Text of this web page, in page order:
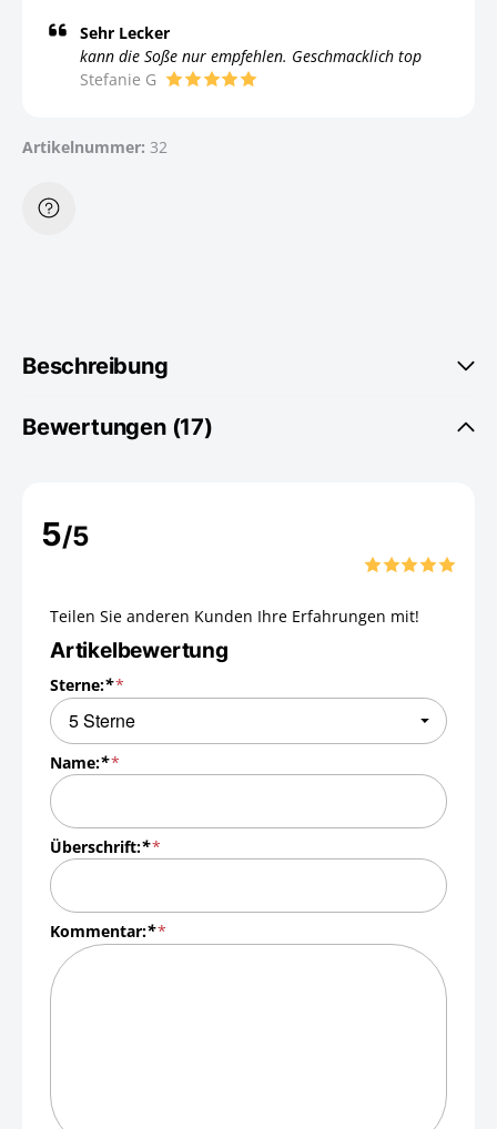
Sehr Lecker
kann die Soße nur empfehlen. Geschmacklich top
Stefanie G
Artikelnummer: 32
Beschreibung
Bewertungen (17)
5/5
Teilen Sie anderen Kunden Ihre Erfahrungen mit!
Artikelbewertung
Sterne:*
Name:*
Überschrift:*
Kommentar:*